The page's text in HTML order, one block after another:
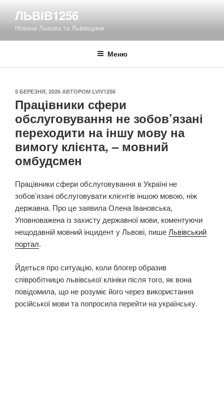
вмісту
ЛЬВІВ1256
Новини Львова та Львівщини
Меню
ОПУБЛІКОВАНО
5 БЕРЕЗНЯ, 2026 АВТОРОМ LVIV1256
Працівники сфери
обслуговування не зобов’язані
переходити на іншу мову на
вимогу клієнта, – мовний
омбудсмен
Працівники сфери обслуговування в Україні не
зобов’язані обслуговувати клієнтів іншою мовою, ніж
державна. Про це заявила Олена Івановська,
Уповноважена із захисту державної мови, коментуючи
нещодавній мовний інцидент у Львові, пишеЛьвівський
портал.
Йдеться про ситуацію, коли блогер образив
співробітницю львівської клініки після того, як вона
повідомила, що не розуміє його через використання
російської мови та попросила перейти на українську.